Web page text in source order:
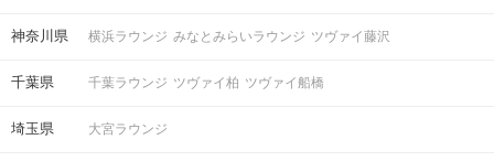
神奈川県 横浜ラウンジ みなとみらいラウンジ ツヴァイ藤沢
千葉県 千葉ラウンジ ツヴァイ柏 ツヴァイ船橋
埼玉県 大宮ラウンジ